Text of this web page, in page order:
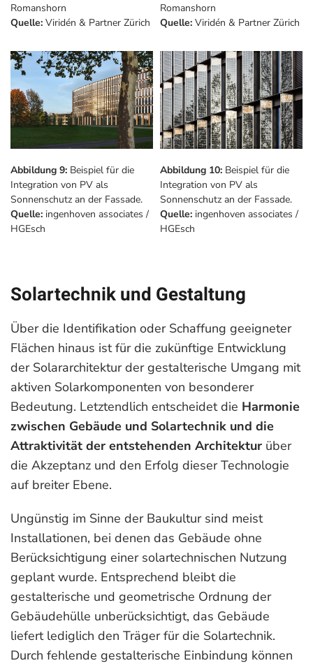
Romanshorn
Quelle: Viridén & Partner Zürich
Romanshorn
Quelle: Viridén & Partner Zürich
Abbildung 9: Beispiel für die
Integration von PV als
Sonnenschutz an der Fassade.
Quelle: ingenhoven associates /
HGEsch​
Abbildung 10: Beispiel für die
Integration von PV als
Sonnenschutz an der Fassade.
Quelle: ingenhoven associates /
HGEsch​
Solartechnik und Gestaltung
Über die Identifikation oder Schaffung geeigneter
Flächen hinaus ist für die zukünftige Entwicklung
der Solararchitektur der gestalterische Umgang mit
aktiven Solarkomponenten von besonderer
Bedeutung. Letztendlich entscheidet die Harmonie
zwischen Gebäude und Solartechnik und die
Attraktivität der entstehenden Architektur über
die Akzeptanz und den Erfolg dieser Technologie
auf breiter Ebene.
Ungünstig im Sinne der Baukultur sind meist
Installationen, bei denen das Gebäude ohne
Berücksichtigung einer solartechnischen Nutzung
geplant wurde. Entsprechend bleibt die
gestalterische und geometrische Ordnung der
Gebäudehülle unberücksichtigt, das Gebäude
liefert lediglich den Träger für die Solartechnik.
Durch fehlende gestalterische Einbindung können